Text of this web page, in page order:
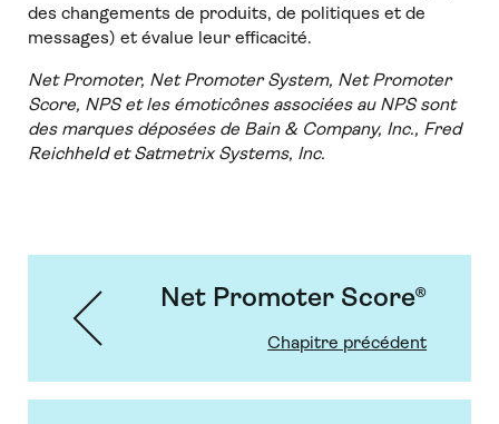
des changements de produits, de politiques et de
messages) et évalue leur efficacité.
Net Promoter, Net Promoter System, Net Promoter
Score, NPS et les émoticônes associées au NPS sont
des marques déposées de Bain & Company, Inc., Fred
Reichheld et Satmetrix Systems, Inc.
Net Promoter Score®
Chapitre précédent